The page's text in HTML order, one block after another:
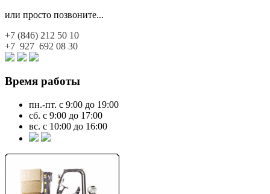
или просто позвоните...
+7 (846) 212 50 10
+7 927 692 08 30
Время работы
пн.-пт. с 9:00 до 19:00
сб. с 9:00 до 17:00
вс. с 10:00 до 16:00